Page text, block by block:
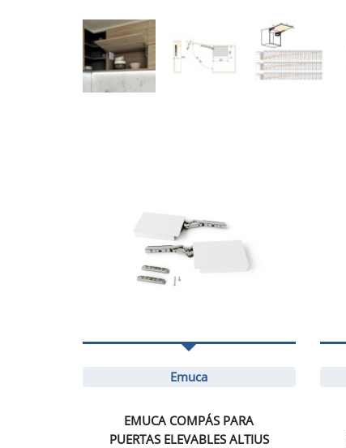
Emuca
EMUCA COMPÁS PARA
PUERTAS ELEVABLES ALTIUS